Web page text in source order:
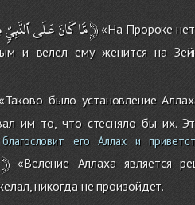
مَّاكَانَعَلَىٱلنَّبِيِّ ﴿«На Пророке нет
и велел ему женится на
было установление
им то, что стесняло бы их.
его Аллах и
﴿«Веление Аллаха является
никогда не произойдет.